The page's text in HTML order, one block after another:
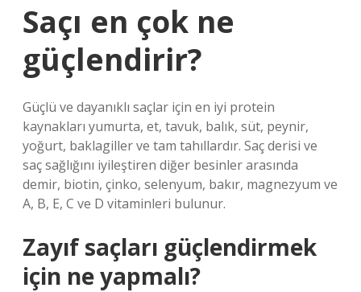
Saçı en çok ne
güçlendirir?
Güçlü ve dayanıklı saçlar için en iyi protein
kaynakları yumurta, et, tavuk, balık, süt, peynir,
yoğurt, baklagiller ve tam tahıllardır. Saç derisi ve
saç sağlığını iyileştiren diğer besinler arasında
demir, biotin, çinko, selenyum, bakır, magnezyum ve
A, B, E, C ve D vitaminleri bulunur.
Zayıf saçları güçlendirmek
için ne yapmalı?